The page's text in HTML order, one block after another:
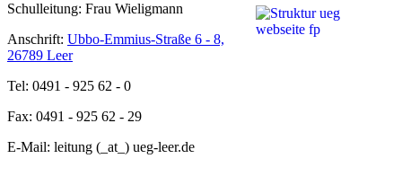
Schulleitung: Frau Wieligmann
Anschrift: Ubbo-Emmius-Straße 6 - 8,
26789 Leer
Tel: 0491 - 925 62 - 0
Fax: 0491 - 925 62 - 29
E-Mail: leitung (_at_) ueg-leer.de